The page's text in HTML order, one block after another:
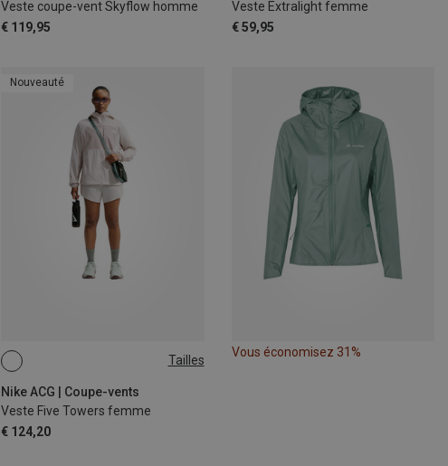
Veste coupe-vent Skyflow homme
€ 119,95
Veste Extralight femme
€ 59,95
Nouveauté
Tailles
Nike ACG | Coupe-vents
Veste Five Towers femme
€ 124,20
XS
Vous économisez 31%